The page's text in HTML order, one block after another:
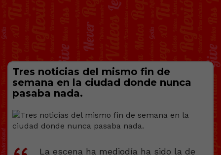
Tres noticias del mismo fin de
semana en la ciudad donde nunca
pasaba nada.
La escena ha mediodía ha sido la de